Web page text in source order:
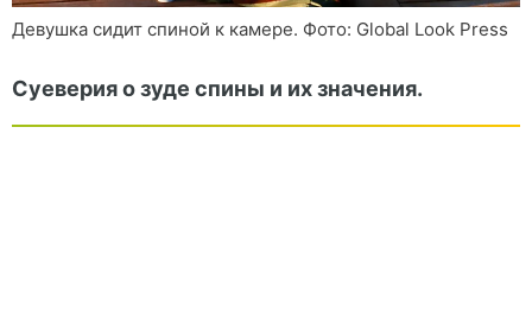
Девушка сидит спиной к камере. Фото: Global Look Press
Суеверия о зуде спины и их значения.